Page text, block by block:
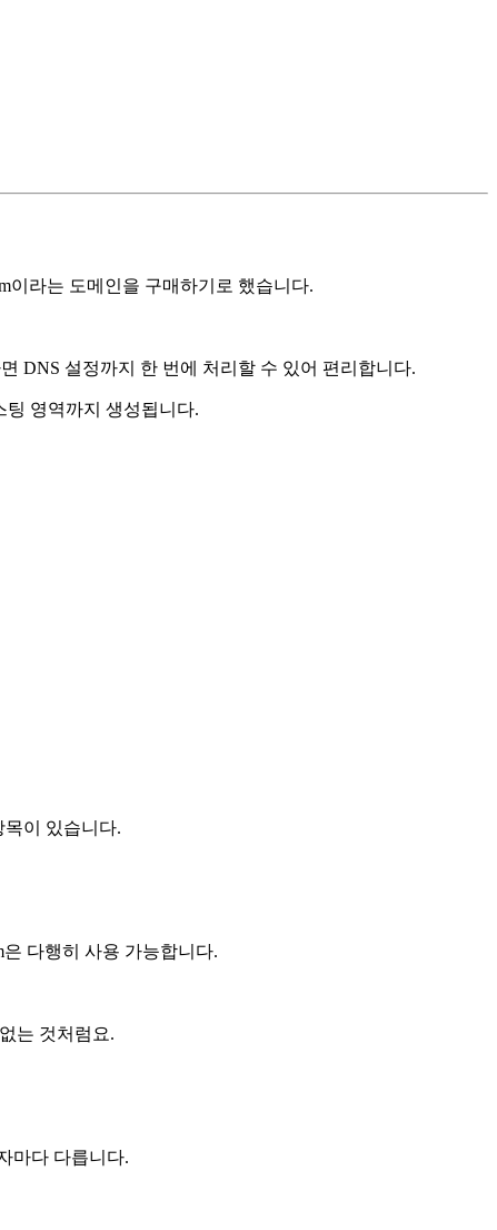
이라는 도메인을 구매하기로 했습니다.
DNS 설정까지 한 번에 처리할 수 있어 편리합니다.
팅 영역까지 생성됩니다.
목이 있습니다.
은 다행히 사용 가능합니다.
는 것처럼요.
마다 다릅니다.